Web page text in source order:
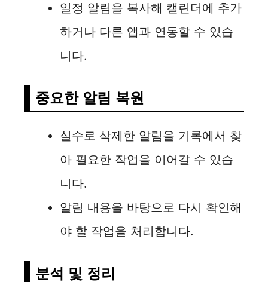
일정 알림을 복사해 캘린더에 추가
하거나 다른 앱과 연동할 수 있습
니다.
중요한 알림 복원
실수로 삭제한 알림을 기록에서 찾
아 필요한 작업을 이어갈 수 있습
니다.
알림 내용을 바탕으로 다시 확인해
야 할 작업을 처리합니다.
분석 및 정리